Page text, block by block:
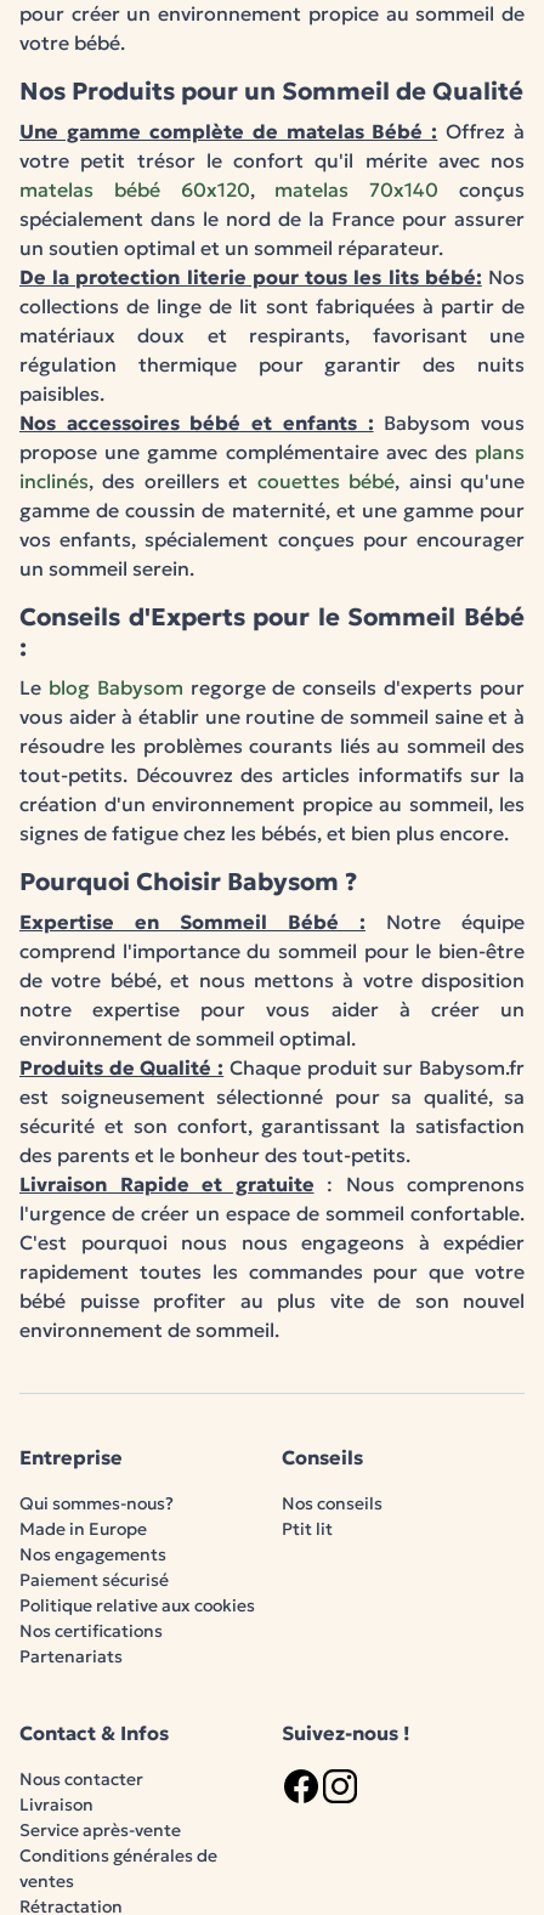
pour créer un environnement propice au sommeil de
votre bébé.
Nos Produits pour un Sommeil de Qualité
Une gamme complète de matelas Bébé : Offrez à
votre petit trésor le confort qu'il mérite avec nos
matelas bébé 60x120, matelas 70x140 conçus
spécialement dans le nord de la France pour assurer
un soutien optimal et un sommeil réparateur.
De la protection literie pour tous les lits bébé: Nos
collections de linge de lit sont fabriquées à partir de
matériaux doux et respirants, favorisant une
régulation thermique pour garantir des nuits
paisibles.
Nos accessoires bébé et enfants : Babysom vous
propose une gamme complémentaire avec des plans
inclinés, des oreillers et couettes bébé, ainsi qu'une
gamme de coussin de maternité, et une gamme pour
vos enfants, spécialement conçues pour encourager
un sommeil serein.
Conseils d'Experts pour le Sommeil Bébé
:
Le blog Babysom regorge de conseils d'experts pour
vous aider à établir une routine de sommeil saine et à
résoudre les problèmes courants liés au sommeil des
tout-petits. Découvrez des articles informatifs sur la
création d'un environnement propice au sommeil, les
signes de fatigue chez les bébés, et bien plus encore.
Pourquoi Choisir Babysom ?
Expertise en Sommeil Bébé : Notre équipe
comprend l'importance du sommeil pour le bien-être
de votre bébé, et nous mettons à votre disposition
notre expertise pour vous aider à créer un
environnement de sommeil optimal.
Produits de Qualité : Chaque produit sur Babysom.fr
est soigneusement sélectionné pour sa qualité, sa
sécurité et son confort, garantissant la satisfaction
des parents et le bonheur des tout-petits.
Livraison Rapide et gratuite : Nous comprenons
l'urgence de créer un espace de sommeil confortable.
C'est pourquoi nous nous engageons à expédier
rapidement toutes les commandes pour que votre
bébé puisse profiter au plus vite de son nouvel
environnement de sommeil.
Entreprise
Qui sommes-nous?
Made in Europe
Nos engagements
Paiement sécurisé
Politique relative aux cookies
Nos certifications
Partenariats
Conseils
Nos conseils
Ptit lit
Contact & Infos
Nous contacter
Livraison
Service après-vente
Conditions générales de
ventes
Rétractation
Suivez-nous !